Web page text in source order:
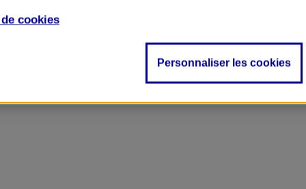
cookies
Personnaliser les cookies